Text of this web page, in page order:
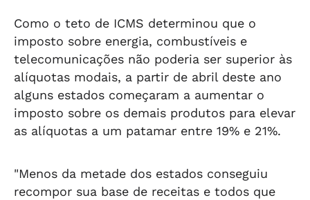
Como o teto de ICMS determinou que o
imposto sobre energia, combustíveis e
telecomunicações não poderia ser superior às
alíquotas modais, a partir de abril deste ano
alguns estados começaram a aumentar o
imposto sobre os demais produtos para elevar
as alíquotas a um patamar entre 19% e 21%.
"Menos da metade dos estados conseguiu
recompor sua base de receitas e todos que